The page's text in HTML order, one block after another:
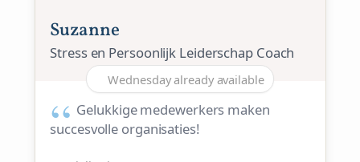
Suzanne
Stress en Persoonlijk Leiderschap Coach
Wednesday already available
Gelukkige medewerkers maken
succesvolle organisaties!